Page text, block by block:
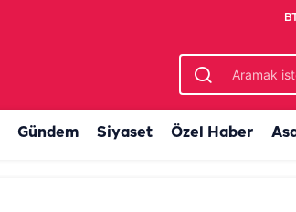
Gündem Siyaset Özel Haber